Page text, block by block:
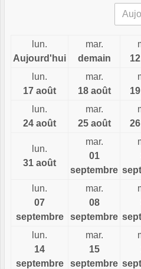
lun.
Aujourd'hui
mar.
demain
lun.
17 août
mar.
18 août
lun.
24 août
mar.
25 août
lun.
31 août
mar.
01
septembre
lun.
07
septembre
mar.
08
septembre
lun.
14
septembre
mar.
15
septembre